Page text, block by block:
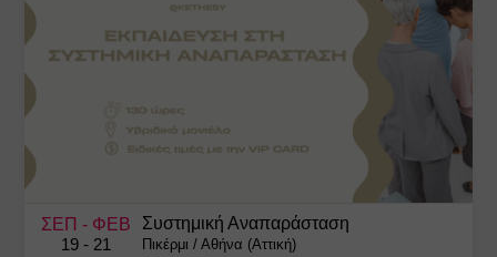
ΣΕΠ - ΦΕΒ
19 - 21
Συστημική Αναπαράσταση
Πικέρμι /Αθήνα (Αττική)